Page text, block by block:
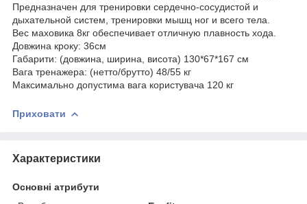
Предназначен для тренировки сердечно-сосудистой и
дыхательной систем, тренировки мышц ног и всего тела.
Вес маховика 8кг обеспечивает отличную плавность хода.
Довжина кроку: 36см
Габарити: (довжина, ширина, висота) 130*67*167 см
Вага тренажера: (нетто/брутто) 48/55 кг
Максимально допустима вага користувача 120 кг
Приховати
Характеристики
Основні атрибути